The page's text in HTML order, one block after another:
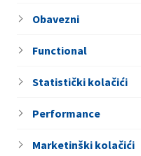
Obavezni
Functional
Statistički kolačići
Performance
Marketinški kolačići